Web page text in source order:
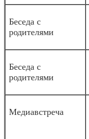
Беседа с
родителями
Беседа с
родителями
Медиавстреча